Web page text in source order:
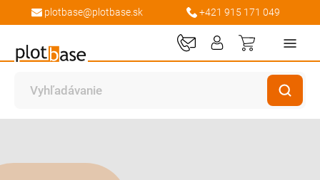
plotbase@plotbase.sk +421 915 171 049
Môj košík